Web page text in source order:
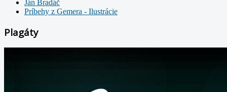
Ján Bradáč
Príbehy z Gemera - Ilustrácie
Plagáty